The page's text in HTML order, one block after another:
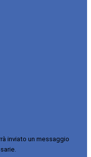
inviato un messaggio